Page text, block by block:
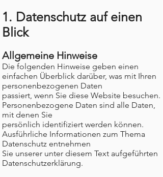
1. Datenschutz auf einen
Blick
Allgemeine Hinweise
Die folgenden Hinweise geben einen
einfachen Überblick darüber, was mit Ihren
personenbezogenen Daten
passiert, wenn Sie diese Website besuchen.
Personenbezogene Daten sind alle Daten,
mit denen Sie
persönlich identifiziert werden können.
Ausführliche Informationen zum Thema
Datenschutz entnehmen
Sie unserer unter diesem Text aufgeführten
Datenschutzerklärung.